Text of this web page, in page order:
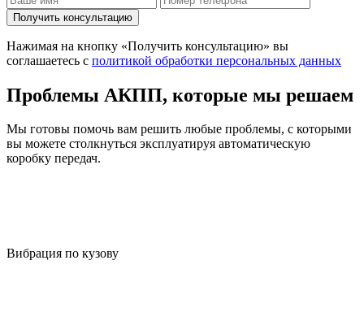
Получить консультацию
Нажимая на кнопку «Получить консультацию» вы
соглашаетесь с политикой обработки персональных данных
Проблемы АКПП, которые мы решаем
Мы готовы помочь вам решить любые проблемы, с которыми
вы можете столкнуться эксплуатируя автоматическую
коробку передач.
Вибрация по кузову